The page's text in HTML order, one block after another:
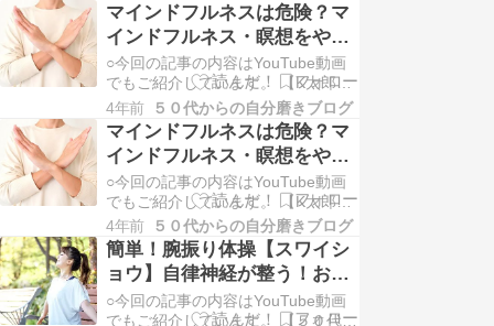
こからポチッと登録できます。
⇓⇓⇓ ５０代からのマインドフルラ
イフ ５０代から人生が変わる朝の習
慣５選 今回は確実に皆さんの人生を
変えるこ…
マインドフルネスは危険？マ
インドフルネス・瞑想をやっ
てはいけない人
○今回の記事の内容はYouTube動画
でもご紹介しています。 【K太郎の
じぶん磨き塾】チャンネル登録、よ
ろしくお願いします！ ここからポチ
ッと登録できます。 ⇓⇓⇓ K太郎の
じぶん磨き塾 マインドフルネスは危
険？マインドフルネス・瞑想をやっ
てはいけない人 ケン太 K太郎さ〜
ん。…
4年前 ５０代からの自分磨きブログ
マインドフルネスは危険？マ
インドフルネス・瞑想をやっ
てはいけない人
○今回の記事の内容はYouTube動画
でもご紹介しています。 【K太郎の
じぶん磨き塾】チャンネル登録、よ
ろしくお願いします！ ここからポチ
ッと登録できます。 ⇓⇓⇓ K太郎の
じぶん磨き塾 マインドフルネスは危
険？マインドフルネス・瞑想をやっ
てはいけない人 ケン太 K太郎さ〜
4年前 ５０代からの自分磨きブログ
簡単！腕振り体操【スワイシ
ョウ】自律神経が整う！お腹
も凹む！
○今回の記事の内容はYouTube動画
でもご紹介しています。 【５０代か